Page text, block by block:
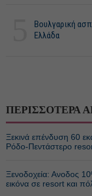
Βουλγαρική
Ελλάδα
ΠΕΡΙΣΣΟΤΕΡΑ
Ξεκινά επένδυση 60
Ρόδο-Πεντάστερο
Ξενοδοχεία: Ανοδος
εικόνα σε resort και